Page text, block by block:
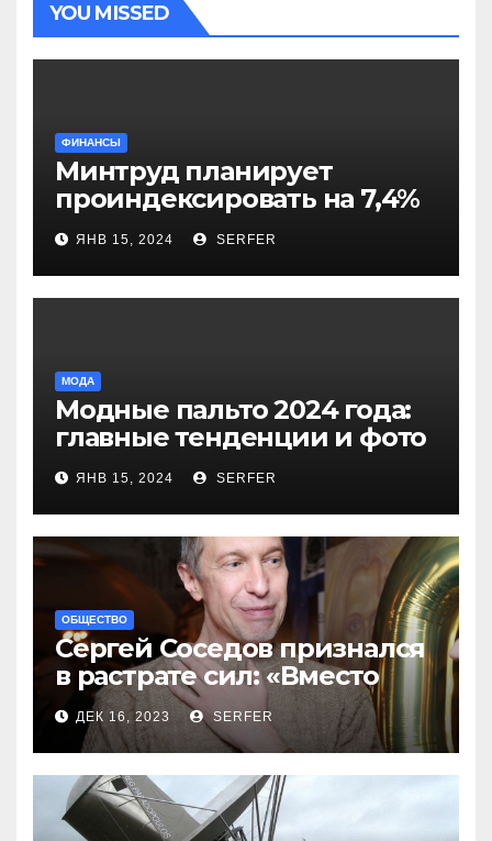
YOU MISSED
ФИНАНСЫ
Минтруд планирует
проиндексировать на 7,4%
более 40 выплат и
компенсаций
ЯНВ 15, 2024 SERFER
МОДА
Модные пальто 2024 года:
главные тенденции и фото
новинок
ЯНВ 15, 2024 SERFER
ОБЩЕСТВО
Сергей Соседов признался
в растрате сил: «Вместо
меня взяли Пригожина»
ДЕК 16, 2023 SERFER